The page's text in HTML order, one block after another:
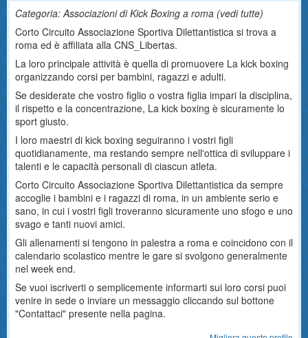
Categoria: Associazioni di Kick Boxing a roma (vedi tutte)
Corto Circuito Associazione Sportiva Dilettantistica si trova a
roma ed è affiliata alla CNS_Libertas.
La loro principale attività è quella di promuovere La kick boxing
organizzando corsi per bambini, ragazzi e adulti.
Se desiderate che vostro figlio o vostra figlia impari la disciplina,
il rispetto e la concentrazione, La kick boxing è sicuramente lo
sport giusto.
I loro maestri di kick boxing seguiranno i vostri figli
quotidianamente, ma restando sempre nell'ottica di sviluppare i
talenti e le capacità personali di ciascun atleta.
Corto Circuito Associazione Sportiva Dilettantistica da sempre
accoglie i bambini e i ragazzi di roma, in un ambiente serio e
sano, in cui i vostri figli troveranno sicuramente uno sfogo e uno
svago e tanti nuovi amici.
Gli allenamenti si tengono in palestra a roma e coincidono con il
calendario scolastico mentre le gare si svolgono generalmente
nel week end.
Se vuoi iscriverti o semplicemente informarti sui loro corsi puoi
venire in sede o inviare un messaggio cliccando sul bottone
"Contattaci" presente nella pagina.